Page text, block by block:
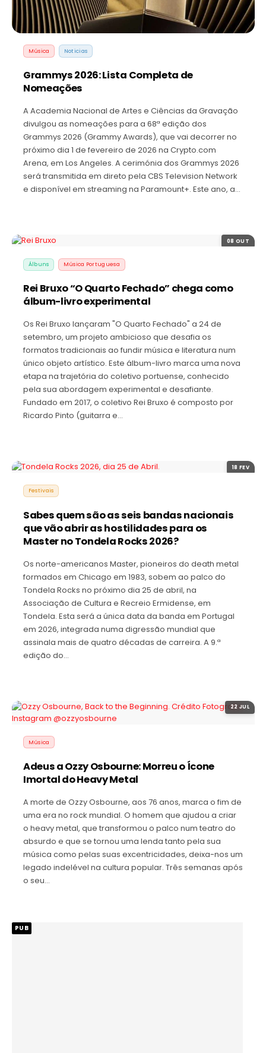
Música Noticias
Grammys 2026: Lista Completa de
Nomeações
A Academia Nacional de Artes e Ciências da Gravação
divulgou as nomeações para a 68ª edição dos
Grammys 2026 (Grammy Awards), que vai decorrer no
próximo dia 1 de fevereiro de 2026 na Crypto.com
Arena, em Los Angeles. A cerimónia dos Grammys 2026
será transmitida em direto pela CBS Television Network
e disponível em streaming na Paramount+. Este ano, a…
08 OUT
Álbuns Música Portuguesa
Rei Bruxo “O Quarto Fechado” chega como
álbum-livro experimental
Os Rei Bruxo lançaram "O Quarto Fechado" a 24 de
setembro, um projeto ambicioso que desafia os
formatos tradicionais ao fundir música e literatura num
único objeto artístico. Este álbum-livro marca uma nova
etapa na trajetória do coletivo portuense, conhecido
pela sua abordagem experimental e desafiante.
Fundado em 2017, o coletivo Rei Bruxo é composto por
Ricardo Pinto (guitarra e…
18 FEV
Festivais
Sabes quem são as seis bandas nacionais
que vão abrir as hostilidades para os
Master no Tondela Rocks 2026?
Os norte-americanos Master, pioneiros do death metal
formados em Chicago em 1983, sobem ao palco do
Tondela Rocks no próximo dia 25 de abril, na
Associação de Cultura e Recreio Ermidense, em
Tondela. Esta será a única data da banda em Portugal
em 2026, integrada numa digressão mundial que
assinala mais de quatro décadas de carreira. A 9.ª
edição do…
22 JUL
Música
Adeus a Ozzy Osbourne: Morreu o Ícone
Imortal do Heavy Metal
A morte de Ozzy Osbourne, aos 76 anos, marca o fim de
uma era no rock mundial. O homem que ajudou a criar
o heavy metal, que transformou o palco num teatro do
absurdo e que se tornou uma lenda tanto pela sua
música como pelas suas excentricidades, deixa-nos um
legado indelével na cultura popular. Três semanas após
o seu…
PUB